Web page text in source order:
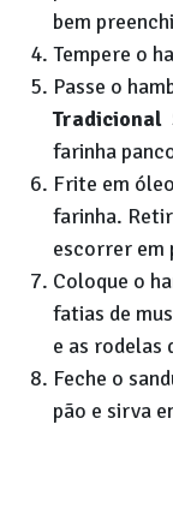
bem
Tempere o
Passe o
Tradicional
farinha
Frite em
farinha.
escorrer em
Coloque o
fatias de
e as rodelas
Feche o
pão e sirva